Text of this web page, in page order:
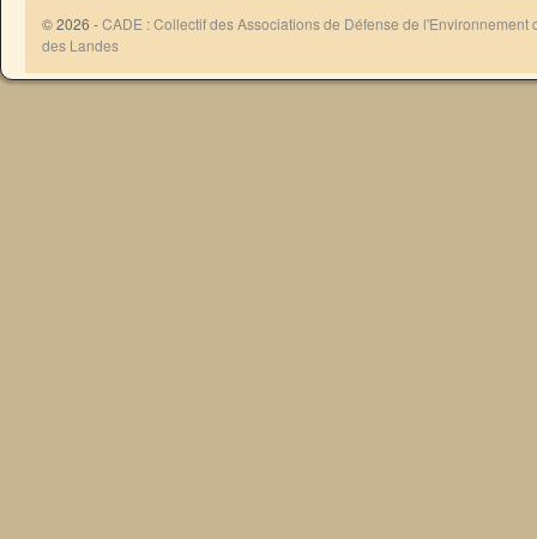
© 2026 -CADE : Collectif des Associations de Défense de l'Environnement
des Landes